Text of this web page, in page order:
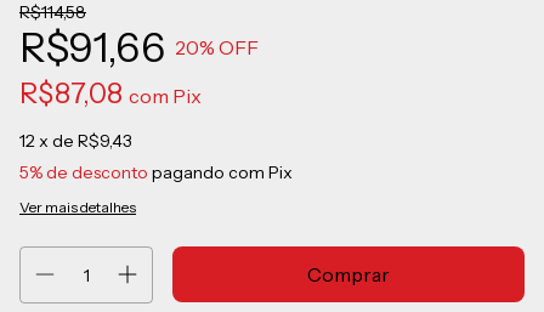
R$114,58
R$91,66 20% OFF
R$87,08 com Pix
12x de R$9,43
5% de desconto pagando com Pix
Ver mais detalhes